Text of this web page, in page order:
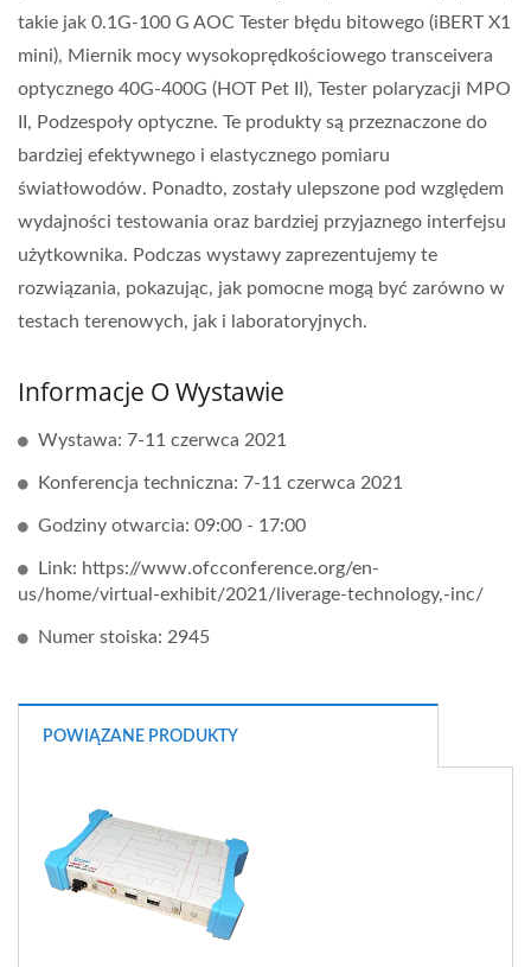
takie jak 0.1G-100 G AOC Tester błędu bitowego (iBERT X1
mini), Miernik mocy wysokoprędkościowego transceivera
optycznego 40G-400G (HOT Pet II), Tester polaryzacji MPO
II, Podzespoły optyczne. Te produkty są przeznaczone do
bardziej efektywnego i elastycznego pomiaru
światłowodów. Ponadto, zostały ulepszone pod względem
wydajności testowania oraz bardziej przyjaznego interfejsu
użytkownika. Podczas wystawy zaprezentujemy te
rozwiązania, pokazując, jak pomocne mogą być zarówno w
testach terenowych, jak i laboratoryjnych.
Informacje O Wystawie
Wystawa: 7-11 czerwca 2021
Konferencja techniczna: 7-11 czerwca 2021
Godziny otwarcia: 09:00 - 17:00
Link: https://www.ofcconference.org/en-
us/home/virtual-exhibit/2021/liverage-technology,-inc/
Numer stoiska: 2945
POWIĄZANE PRODUKTY